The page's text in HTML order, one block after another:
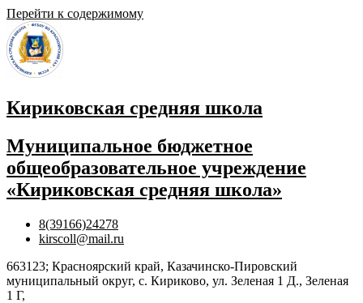
Перейти к содержимому
Кириковская средняя школа
Муниципальное бюджетное
общеобразовательное учреждение
«Кириковская средняя школа»
8(39166)24278
kirscoll@mail.ru
663123; Красноярский край, Казачинско-Пировский
муниципальный округ, с. Кириково, ул. Зеленая 1 Д., Зеленая
1 Г,